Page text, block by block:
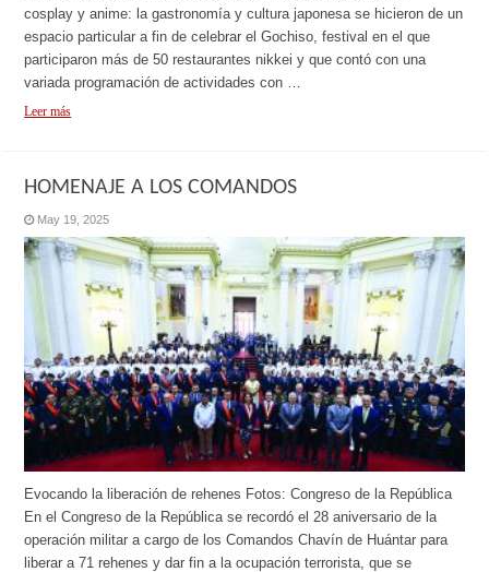
cosplay y anime: la gastronomía y cultura japonesa se hicieron de un
espacio particular a fin de celebrar el Gochiso, festival en el que
participaron más de 50 restaurantes nikkei y que contó con una
variada programación de actividades con …
Leer más
HOMENAJE A LOS COMANDOS
May 19, 2025
Evocando la liberación de rehenes Fotos: Congreso de la República
En el Congreso de la República se recordó el 28 aniversario de la
operación militar a cargo de los Comandos Chavín de Huántar para
liberar a 71 rehenes y dar fin a la ocupación terrorista, que se